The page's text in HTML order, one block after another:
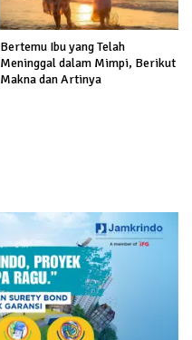
Bertemu Ibu yang Telah
Meninggal dalam Mimpi, Berikut
Makna dan Artinya